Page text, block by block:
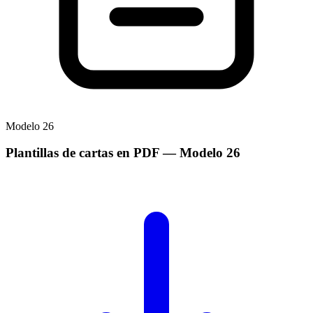
Modelo 26
Plantillas de cartas en PDF— Modelo 26